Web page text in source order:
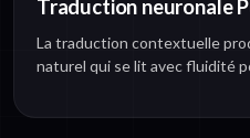
Traduction neuronale
La traduction contextuelle
naturel qui se lit avec fluidité